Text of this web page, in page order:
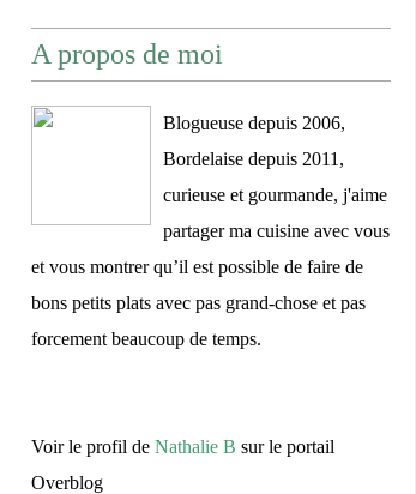
A propos de moi
Blogueuse depuis 2006,
Bordelaise depuis 2011,
curieuse et gourmande, j'aime
partager ma cuisine avec vous
et vous montrer qu’il est possible de faire de
bons petits plats avec pas grand-chose et pas
forcement beaucoup de temps.
Voir le profil de Nathalie B sur le portail
Overblog